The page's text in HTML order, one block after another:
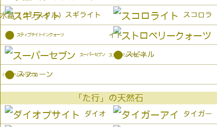
水晶（クリスタル） スギライト スコロラ
イト
● スティブナイトインクォーツ
ストロベリークォーツ
スーパーセブン
（セイクリッドセブン）
● スピネル
● スフェーン
「た行」の天然石
ダイオ タイガー